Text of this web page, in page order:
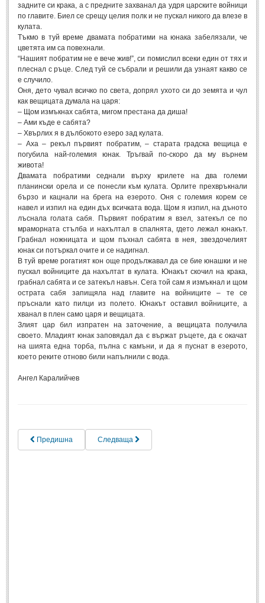
задните си крака, а с предните захванал да удря царските войници
по главите. Биел се срещу целия полк и не пускал никого да влезе в
кулата.
Тъкмо в туй време двамата побратими на юнака забелязали, че
цветята им са повехнали.
“Нашият побратим не е вече жив!”, си помислил всеки един от тях и
плеснал с ръце. След туй се събрали и решили да узнаят какво се
е случило.
Оня, дето чувал всичко по света, допрял ухото си до земята и чул
как вещицата думала на царя:
– Щом измъкнах сабята, мигом престана да диша!
– Ами къде е сабята?
– Хвърлих я в дълбокото езеро зад кулата.
– Аха – рекъл първият побратим, – старата градска вещица е
погубила най-големия юнак. Тръгвай по-скоро да му върнем
живота!
Двамата побратими седнали върху крилете на два големи
планински орела и се понесли към кулата. Орлите прехвръкнали
бързо и кацнали на брега на езерото. Оня с големия корем се
навел и изпил на един дъх всичката вода. Щом я изпил, на дъното
лъснала голата сабя. Първият побратим я взел, затекъл се по
мраморната стълба и нахълтал в спалнята, гдето лежал юнакът.
Грабнал ножницата и щом пъхнал сабята в нея, звездочелият
юнак си потъркал очите и се надигнал.
В туй време рогатият кон още продължавал да се бие юнашки и не
пускал войниците да нахълтат в кулата. Юнакът скочил на крака,
грабнал сабята и се затекъл навън. Сега той сам я измъкнал и щом
острата сабя запищяла над главите на войниците – те се
пръснали като пилци из полето. Юнакът оставил войниците, а
хванал в плен само царя и вещицата.
Злият цар бил изпратен на заточение, а вещицата получила
своето. Младият юнак заповядал да є вържат ръцете, да є окачат
на шията една торба, пълна с камъни, и да я пуснат в езерото,
което реките отново били напълнили с вода.
Ангел Каралийчев
Предишна Следваща